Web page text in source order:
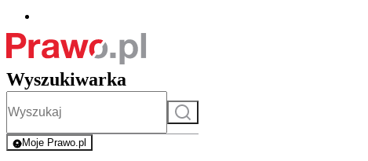
Wyszukiwarka
Szukaj
Moje Prawo.pl
- rejestracja i logowanie do serwisu